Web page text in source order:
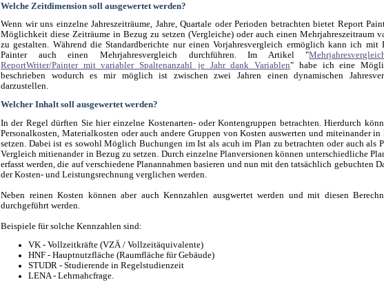
Welche Zeitdimension soll ausgewertet werden?
Wenn wir uns einzelne Jahreszeiträume, Jahre, Quartale oder Perioden betrachten bietet Report
Möglichkeit diese Zeiträume in Bezug zu setzen (Vergleiche) oder auch einen Mehrjahreszeitraum
zu gestalten. Während die Standardberichte nur einen Vorjahresvergleich ermöglich kann ich mit
Painter auch einen Mehrjahresvergleich durchführen. Im Artikel "
ReportWriter/Painter mit variabler Spaltenanzahl je Jahr dank Variablen" habe ich eine
beschrieben wodurch es mir möglich ist zwischen zwei Jahren einen dynamischen
darzustellen.
Welcher Inhalt soll ausgewertet werden?
In der Regel dürften Sie hier einzelne Kostenarten- oder Kontengruppen betrachten. Hierdurch
Personalkosten, Materialkosten oder auch andere Gruppen von Kosten auswerten und miteinander in
setzen. Dabei ist es sowohl Möglich Buchungen im Ist als acuh im Plan zu betrachten oder auch als
Vergleich mitienander in Bezug zu setzen. Durch einzelne Planversionen können unterschiedliche
erfasst werden, die auf verschiedene Planannahmen basieren und nun mit den tatsächlich gebuchten
der Kosten- und Leistungsrechnung verglichen werden.
Neben reinen Kosten können aber auch Kennzahlen ausgwertet werden und mit diesen
durchgeführt werden.
Beispiele für solche Kennzahlen sind:
VK - Vollzeitkräfte (VZÄ / Vollzeitäquivalente)
HNF - Hauptnutzfläche (Raumfläche für Gebäude)
STUDR - Studierende in Regelstudienzeit
LENA - Lehrnahcfrage.